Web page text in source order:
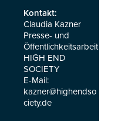
Kontakt:
Claudia Kazner
Presse- und
Öffentlichkeitsarbeit
HIGH END
SOCIETY
E-Mail:
kazner@highendso
ciety.de